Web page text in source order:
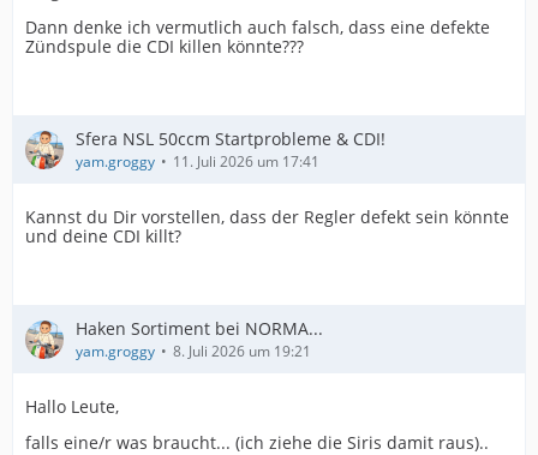
Dann denke ich vermutlich auch falsch, dass eine defekte
Zündspule die CDI killen könnte???
Sfera NSL 50ccm Startprobleme & CDI!
yam.groggy 11. Juli 2026 um 17:41
Kannst du Dir vorstellen, dass der Regler defekt sein könnte
und deine CDI killt?
Haken Sortiment bei NORMA...
yam.groggy 8. Juli 2026 um 19:21
Hallo Leute,
falls eine/r was braucht... (ich ziehe die Siris damit raus)..